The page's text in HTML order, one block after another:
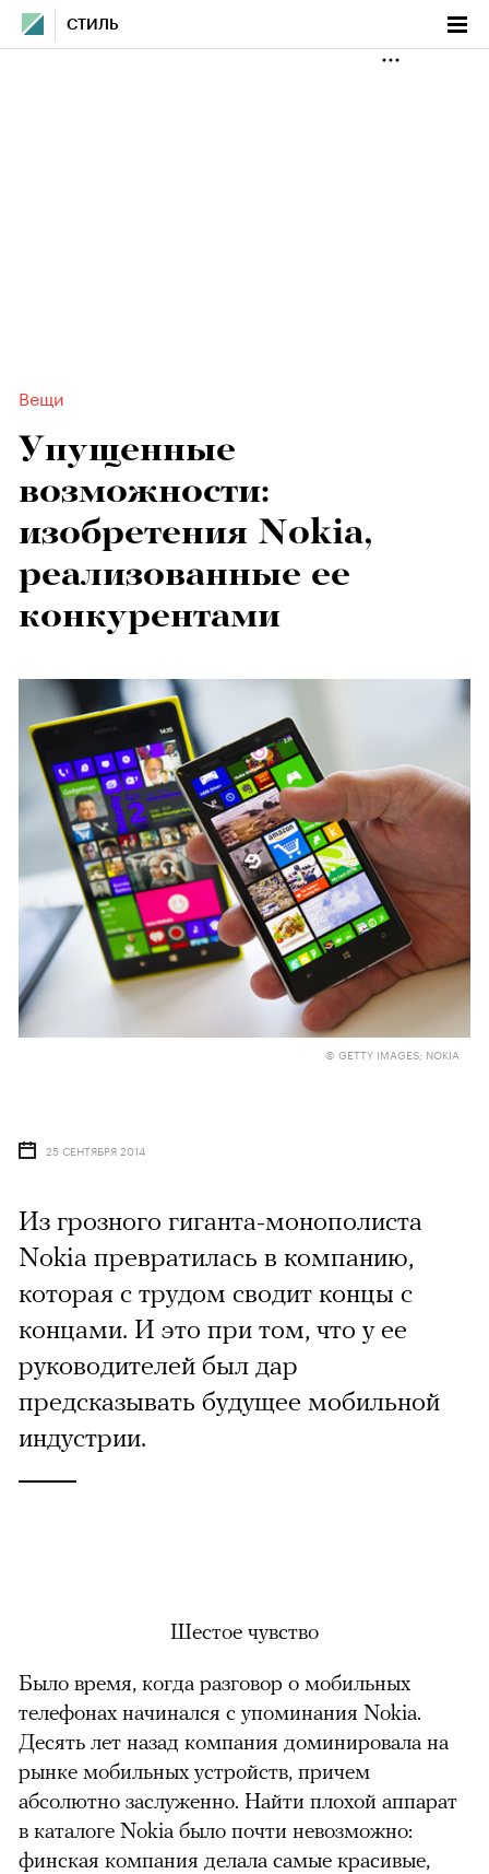
СТИЛЬ
Вещи
Упущенные
возможности:
изобретения Nokia,
реализованные ее
конкурентами
© GETTY IMAGES; NOKIA
25 СЕНТЯБРЯ 2014
Из грозного гиганта-монополиста
Nokia превратилась в компанию,
которая с трудом сводит концы с
концами. И это при том, что у ее
руководителей был дар
предсказывать будущее мобильной
индустрии.
Шестое чувство
Было время, когда разговор о мобильных
телефонах начинался с упоминания Nokia.
Десять лет назад компания доминировала на
рынке мобильных устройств, причем
абсолютно заслуженно. Найти плохой аппарат
в каталоге Nokia было почти невозможно:
финская компания делала самые красивые,